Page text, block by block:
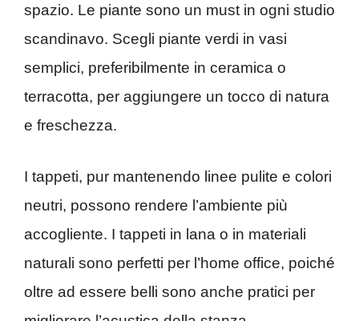
spazio. Le piante sono un must in ogni studio
scandinavo. Scegli piante verdi in vasi
semplici, preferibilmente in ceramica o
terracotta, per aggiungere un tocco di natura
e freschezza.
I tappeti, pur mantenendo linee pulite e colori
neutri, possono rendere l’ambiente più
accogliente. I tappeti in lana o in materiali
naturali sono perfetti per l’home office, poiché
oltre ad essere belli sono anche pratici per